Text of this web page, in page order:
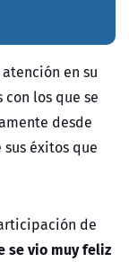
en su
los que se
desde
sus éxitos que
de
se vio muy feliz